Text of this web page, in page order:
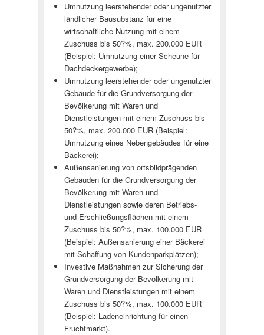
Umnutzung leerstehender oder ungenutzter
ländlicher Bausubstanz für eine
wirtschaftliche Nutzung mit einem
Zuschuss bis 50?%, max. 200.000 EUR
(Beispiel: Umnutzung einer Scheune für
Dachdeckergewerbe);
Umnutzung leerstehender oder ungenutzter
Gebäude für die Grundversorgung der
Bevölkerung mit Waren und
Dienstleistungen mit einem Zuschuss bis
50?%, max. 200.000 EUR (Beispiel:
Umnutzung eines Nebengebäudes für eine
Bäckerei);
Außensanierung von ortsbildprägenden
Gebäuden für die Grundversorgung der
Bevölkerung mit Waren und
Dienstleistungen sowie deren Betriebs-
und Erschließungsflächen mit einem
Zuschuss bis 50?%, max. 100.000 EUR
(Beispiel: Außensanierung einer Bäckerei
mit Schaffung von Kundenparkplätzen);
Investive Maßnahmen zur Sicherung der
Grundversorgung der Bevölkerung mit
Waren und Dienstleistungen mit einem
Zuschuss bis 50?%, max. 100.000 EUR
(Beispiel: Ladeneinrichtung für einen
Fruchtmarkt).